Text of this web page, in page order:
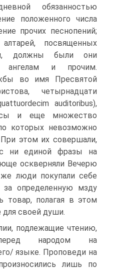
обязанностью
положенного числа
прочих песнопений;
посвященных
должны были они
ангелам и прочим.
во имя Пресвятой
четырнадцати
auditoribus),
и еще множество
которых невозможно
этом их совершали,
ни единой фразы на
оскверняли Вечерю
люди покупали себе
за определенную мзду
товар, полагая в этом
для своей души.
подлежащие чтению,
перед народом на
языке. Проповеди на
лишь по